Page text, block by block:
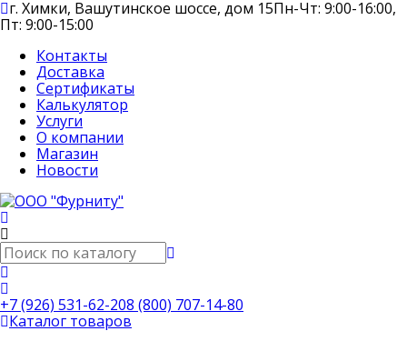
г. Химки, Вашутинское шоссе, дом 15Пн-Чт: 9:00-16:00,
Пт: 9:00-15:00
Контакты
Доставка
Сертификаты
Калькулятор
Услуги
О компании
Магазин
Новости
+7 (926) 531-62-208 (800) 707-14-80
Каталог товаров